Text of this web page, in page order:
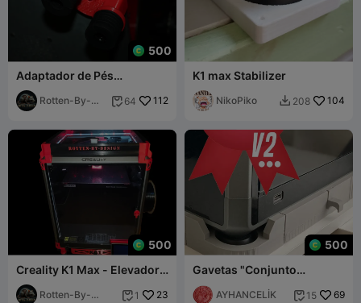
500
Adaptador de Pés
Antivibração Deluxe para
Creality K1 (v.2 Adicionada)
Rotten-By-
 64 112
K1 max Stabilizer
NikoPiko  208 104
500
Creality K1 Max - Elevador
da Tampa Superior Deluxe
Rotten-By-
 1 23
500
Gavetas "Conjunto
Completo" para Creality K1
MAXAYHANCELİK  15 69